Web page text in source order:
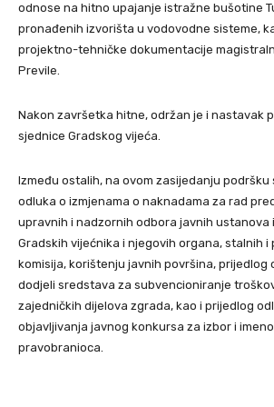
odnose na hitno upajanje istražne bušotine
pronađenih izvorišta u vodovodne sisteme,
projektno-tehničke dokumentacije
Previle.
Nakon završetka hitne, održan je i nastavak
sjednice Gradskog vijeća.
Između ostalih, na ovom zasijedanju podršku
odluka o izmjenama o naknadama za rad
upravnih i nadzornih odbora javnih ustanova
Gradskih vijećnika i njegovih organa, stalnih i
komisija, korištenju javnih površina, prijedlog
dodjeli sredstava za subvencioniranje
zajedničkih dijelova zgrada, kao i prijedlog
objavljivanja javnog konkursa za izbor i
pravobranioca.